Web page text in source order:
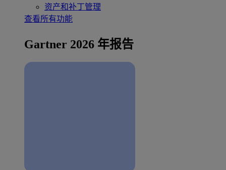
资产和补丁管理
查看所有功能
Gartner 2026 年报告